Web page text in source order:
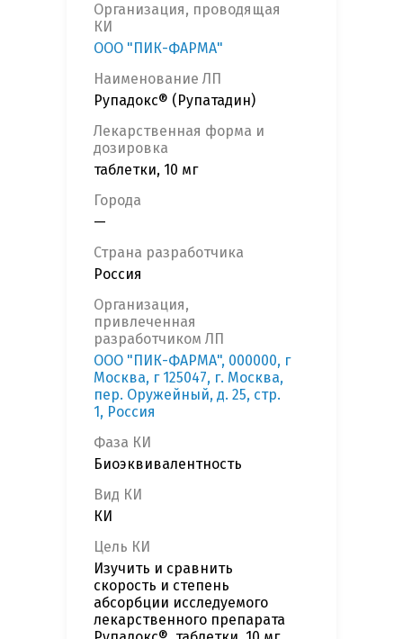
Организация, проводящая
КИ
ООО "ПИК-ФАРМА"
Наименование ЛП
Рупадокс® (Рупатадин)
Лекарственная форма и
дозировка
таблетки, 10 мг
Города
—
Страна разработчика
Россия
Организация,
привлеченная
разработчиком ЛП
ООО "ПИК-ФАРМА", 000000, г
Москва, г 125047, г. Москва,
пер. Оружейный, д. 25, стр.
1, Россия
Фаза КИ
Биоэквивалентность
Вид КИ
КИ
Цель КИ
Изучить и сравнить
скорость и степень
абсорбции исследуемого
лекарственного препарата